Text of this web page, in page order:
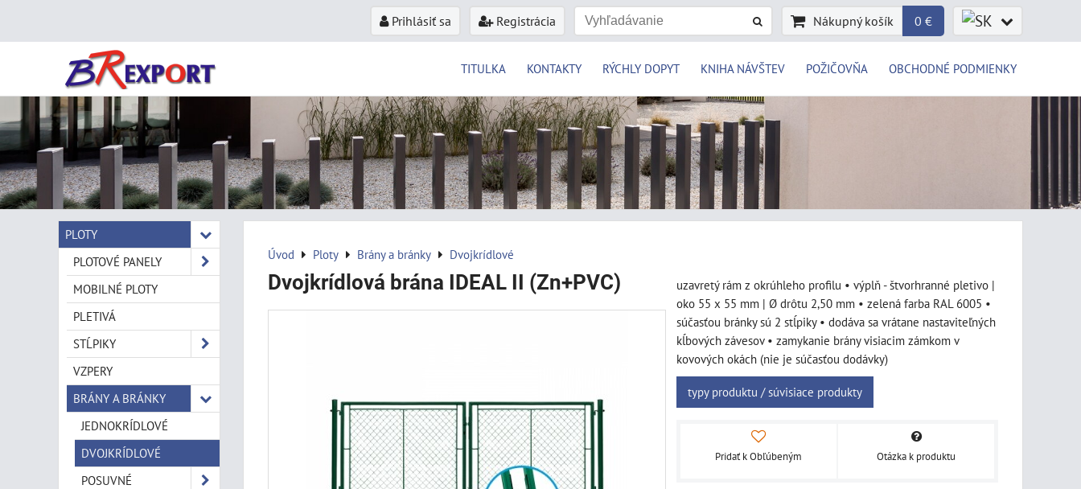
Prihlásiť sa Registrácia Nákupný košík 0 €
TITULKA KONTAKTY RÝCHLY DOPYT KNIHA NÁVŠTEV POŽIČOVŇA OBCHODNÉ PODMIENKY
Úvod Ploty Brány a bránky Dvojkrídlové
Dvojkrídlová brána IDEAL II (Zn+PVC)
uzavretý rám z okrúhleho profilu • výplň - štvorhranné pletivo |
oko 55 x 55 mm | Ø drôtu 2,50 mm • zelená farba RAL 6005 •
súčasťou bránky sú 2 stĺpiky • dodáva sa vrátane nastaviteľných
kĺbových závesov • zamykanie brány visiacim zámkom v
kovových okách (nie je súčasťou dodávky)
typy produktu / súvisiace produkty
Pridať k Obľúbeným Otázka k produktu
PLOTY
PLOTOVÉ PANELY
MOBILNÉ PLOTY
PLETIVÁ
STĹPIKY
VZPERY
BRÁNY A BRÁNKY
JEDNOKRÍDLOVÉ
DVOJKRÍDLOVÉ
POSUVNÉ